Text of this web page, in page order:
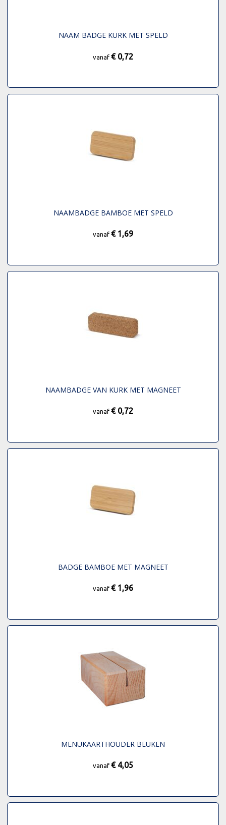
NAAM BADGE KURK MET SPELD
vanaf € 0,72
NAAMBADGE BAMBOE MET SPELD
vanaf € 1,69
NAAMBADGE VAN KURK MET MAGNEET
vanaf € 0,72
BADGE BAMBOE MET MAGNEET
vanaf € 1,96
MENUKAARTHOUDER BEUKEN
vanaf € 4,05